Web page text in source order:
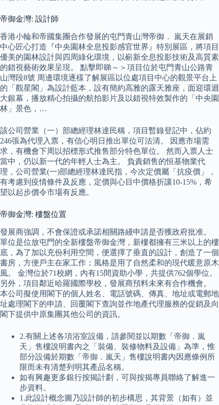
帝御金灣: 設計師
香港小輪和帝國集團合作發展的屯門青山灣帝御． 嵐天在展銷
中心匠心打造『中央園林全息投影感官世界』特別展區，將項目
優美的園林設計與四周綠化環境，以嶄新全息投影技術及高質素
的錯視藝術效果呈現。 點擊即睇～＞項目位於屯門青山公路青
山灣段8號 周邊環境逐樣了解展區以位處項目中心的觀景平台上
的「觀星閣」為設計藍本，設有簡約高雅的露天雅座，面迎環迴
大銀幕，播放精心拍攝的航拍影片及以錯視特效製作的「中央園
林」景色，…
該公司營業（一）部總經理林達民稱，項目暫錄登記中，佔約
246張為代理入票，有信心明日推出單位可沽清。 因應市場需
求，有機會下周以招標形式推售部分特色單位。 然而入票人士
當中，仍以新一代的年輕人士為主。 負責銷售的恒基物業代
理，公司營業(一)部總經理林達民指，今次定價屬「抗疫價」，
有考慮到疫情條件及反應，定價與心目中價格折讓10-15%，希
望以起步價令市場有反應。
帝御金灣: 樓盤位置
發展商強調，不會保證或承諾相關路綫申請是否獲政府批准。
單位是位放屯門的全新樓盤帝御金灣，新樓都擁有三米以上的樓
底，為了加以充份利用空間，便選擇了垂直的設計，創造了一個
書房，方便戶主在家工作；風格是用了自然柔和的現代暖意原木
風。 金灣位於71校網，內有15間資助小學，共提供762個學位。
另外，項目鄰近哈羅國際學校，發展商預料未來有合作機會。
本公司擬使用閣下的個人姓名、電話號碼、傳真、地址或電郵地
址處理閣下的申請、回覆閣下查詢並作地產代理服務的促銷及向
閣下提供中原集團其他公司的資訊。
2.有關上述各項浴室設備，請參閱並以期數「帝御．嵐
天」售樓說明書內之「裝備、裝修物料及設備」為準，惟
部分設備於期數「帝御．嵐天」售樓說明書內因應條例所
限而未有清楚列明其產品名稱。
如有興趣更多銀行按揭計劃，可與按揭專員聯絡了解進一
步資料。
1.此設計概念圖乃設計師的初步構思，其背景（如有）並